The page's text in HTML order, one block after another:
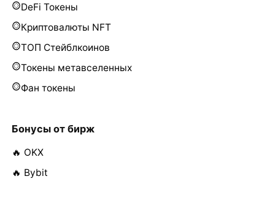
DeFi Токены
Криптовалюты NFT
ТОП Стейблкоинов
Токены метавселенных
Фан токены
Бонусы от бирж
🔥 OKX
🔥 Bybit